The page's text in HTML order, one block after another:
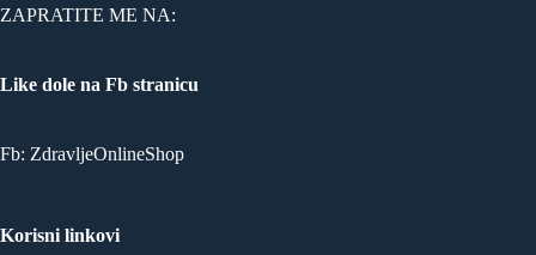
ZAPRATITE ME NA:
Like dole na Fb stranicu
Fb: ZdravljeOnlineShop
Korisni linkovi